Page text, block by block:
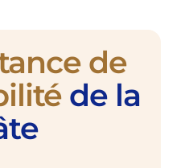
de
de la